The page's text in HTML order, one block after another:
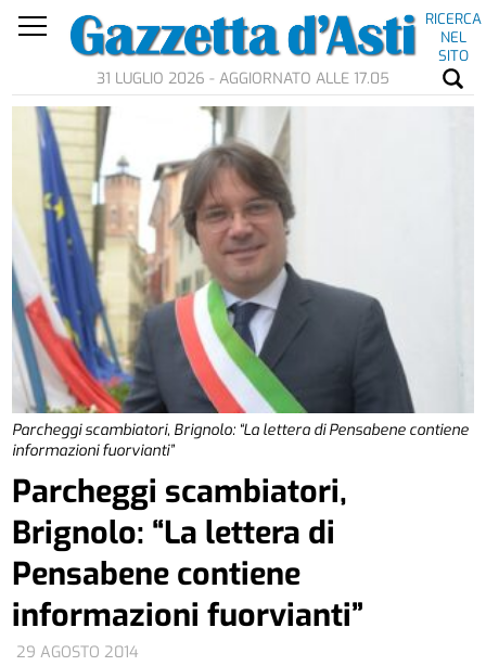
RICERCA
NEL
SITO
31 LUGLIO 2026 - AGGIORNATO ALLE 17.05
Parcheggi scambiatori, Brignolo: “La lettera di Pensabene contiene
informazioni fuorvianti”
29 AGOSTO 2014
Parcheggi scambiatori,
Brignolo: “La lettera di
Pensabene contiene
informazioni fuorvianti”